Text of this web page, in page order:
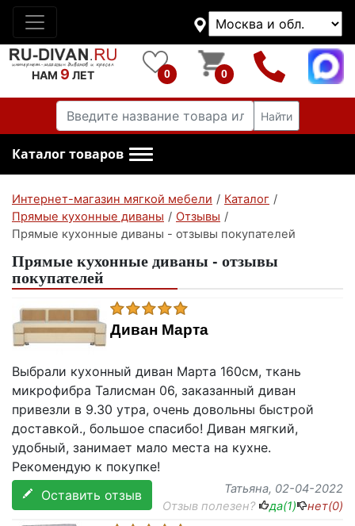
НАМ 9 ЛЕТ 0 0
Найти
Каталог товаров
Интернет-магазин мягкой мебели / Каталог /
Прямые кухонные диваны / Отзывы /
Прямые кухонные диваны - отзывы покупателей
Прямые кухонные диваны - отзывы
покупателей
Диван Марта
Выбрали кухонный диван Марта 160см, ткань
микрофибра Талисман 06, заказанный диван
привезли в 9.30 утра, очень довольны быстрой
доставкой., большое спасибо! Диван мягкий,
удобный, занимает мало места на кухне.
Рекомендую к покупке!
Оставить отзыв
Татьяна, 02-04-2022
Отзыв полезен?
да(1) нет(0)